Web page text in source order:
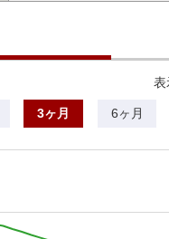
表
3ヶ月 6ヶ月